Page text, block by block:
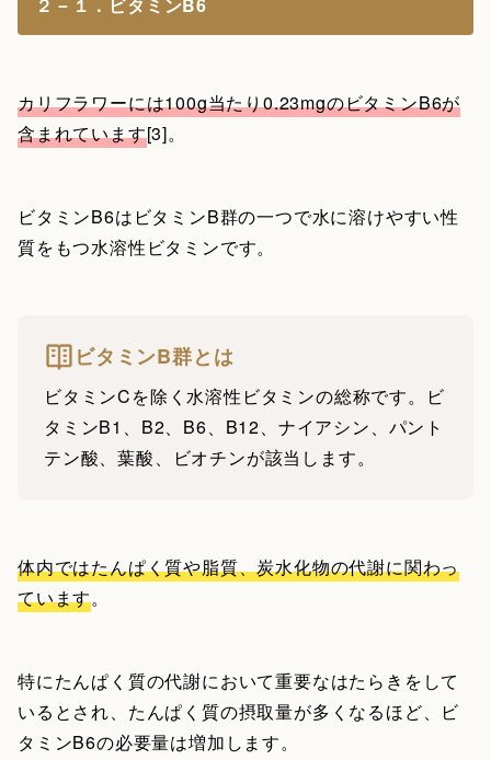
カリフラワーには100g当たり0.23mgのビタミンB6が
含まれています[3]。
ビタミンB6はビタミンB群の一つで水に溶けやすい性
質をもつ水溶性ビタミンです。
ビタミンB群とは
ビタミンCを除く水溶性ビタミンの総称です。ビ
タミンB1、B2、B6、B12、ナイアシン、パント
テン酸、葉酸、ビオチンが該当します。
体内ではたんぱく質や脂質、炭水化物の代謝に関わっ
ています。
特にたんぱく質の代謝において重要なはたらきをして
いるとされ、たんぱく質の摂取量が多くなるほど、ビ
タミンB6の必要量は増加します。